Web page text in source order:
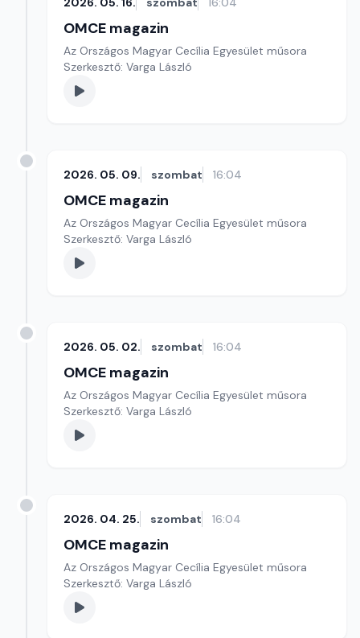
OMCE magazin
Az Országos Magyar Cecília Egyesület műsora
Szerkesztő: Varga László
2026. 05. 09. szombat 16:04
OMCE magazin
Az Országos Magyar Cecília Egyesület műsora
Szerkesztő: Varga László
2026. 05. 02. szombat 16:04
OMCE magazin
Az Országos Magyar Cecília Egyesület műsora
Szerkesztő: Varga László
2026. 04. 25. szombat 16:04
OMCE magazin
Az Országos Magyar Cecília Egyesület műsora
Szerkesztő: Varga László